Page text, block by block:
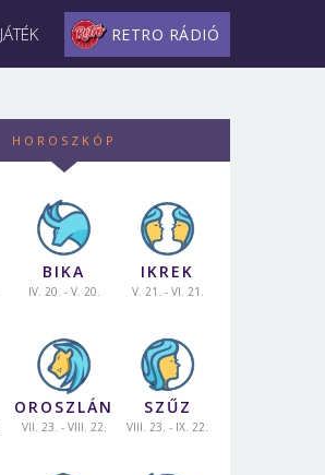
JÁTÉK RETRO RÁDIÓ
HOROSZKÓP
BIKA
IV. 20. - V. 20.
IKREK
V. 21. - VI. 21.
OROSZLÁN
VII. 23. - VIII. 22.
SZŰZ
VIII. 23. - IX. 22.